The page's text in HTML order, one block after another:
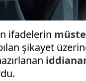
ifadelerin
şikayet